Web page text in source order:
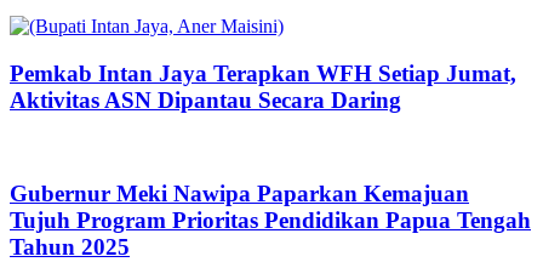
Pemkab Intan Jaya Terapkan WFH Setiap Jumat,
Aktivitas ASN Dipantau Secara Daring
Gubernur Meki Nawipa Paparkan Kemajuan
Tujuh Program Prioritas Pendidikan Papua Tengah
Tahun 2025